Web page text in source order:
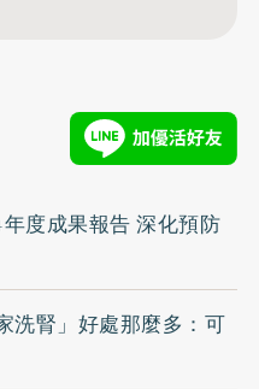
度成果報告 深化預防
洗腎」好處那麼多：可